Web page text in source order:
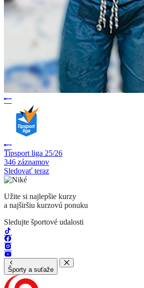
Tipsport liga 25/26
346 záznamov
Sledovať teraz
Užite si najlepšie kurzy
a najširšiu kurzovú ponuku
Sledujte športové udalosti
Športy a suťaže